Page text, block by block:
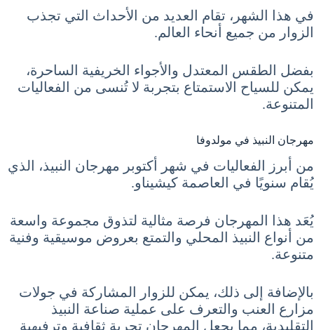
في هذا الشهر، تقام العديد من الأحداث التي تجذب
الزوار من جميع أنحاء العالم.
بفضل الطقس المعتدل والأجواء الخريفية الساحرة،
يمكن للسياح الاستمتاع بتجربة لا تُنسى من الفعاليات
المتنوعة.
مهرجان النبيذ في مولدوفا
من أبرز الفعاليات في شهر أكتوبر مهرجان النبيذ، الذي
يُقام سنويًا في العاصمة كيشيناو.
يُعَد هذا المهرجان فرصة مثالية لتذوق مجموعة واسعة
من أنواع النبيذ المحلي والتمتع بعروض موسيقية وفنية
متنوعة.
بالإضافة إلى ذلك، يمكن للزوار المشاركة في جولات
مزارع العنب والتعرف على عملية صناعة النبيذ
التقليدية، مما يجعل المهرجان تجربة ثقافية وترفيهية